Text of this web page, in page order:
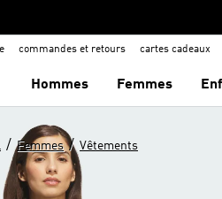
commandes et retours cartes cadeaux
Hommes Femmes
/ Femmes / Vêtements